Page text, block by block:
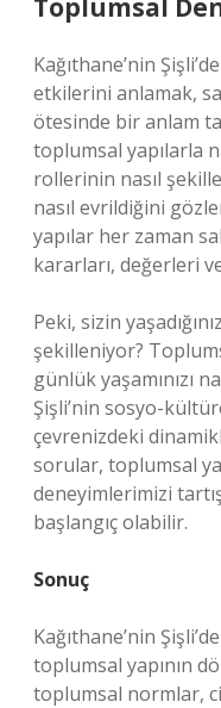
Toplumsal
Kağıthane’nin
etkilerini anlamak,
ötesinde bir anlam
toplumsal yapılarla
rollerinin nasıl
nasıl evrildiğini
yapılar her zaman
kararları, değerleri
Peki, sizin
şekilleniyor?
günlük yaşamınızı
Şişli’nin sosyo-
çevrenizdeki
sorular, toplumsal
deneyimlerimizi
başlangıç olabilir.
Sonuç
Kağıthane’nin
toplumsal yapının
toplumsal normlar,